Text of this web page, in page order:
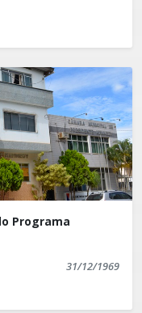
Programa
31/12/1969